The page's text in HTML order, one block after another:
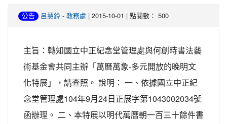
公告 呂慧鈴 - 教務處 | 2015-10-01 | 點閱數： 500
主旨：轉知國立中正紀念堂管理處與何創時書法藝
術基金會共同主辦「萬曆萬象-多元開放的晚明文
化特展」，請查照。 說明： 一、依據國立中正紀
念堂管理處104年9月24日正展字第1043002034號
函辦理。 二、本特展以明代萬曆朝一百三十餘件書